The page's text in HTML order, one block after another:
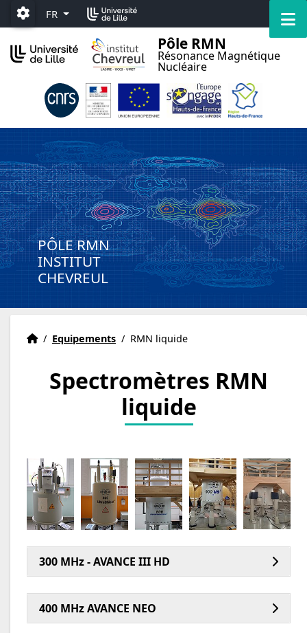
Accéder au menu principal
Accéder au contenu
Paramétrage
FR
Pôle RMN
Résonance Magnétique
Nucléaire
PÔLE RMN
INSTITUT
CHEVREUL
Accueil
Accueil
/ Equipements / RMN liquide
Spectromètres RMN
liquide
300 MHz - AVANCE III HD
400 MHz AVANCE NEO